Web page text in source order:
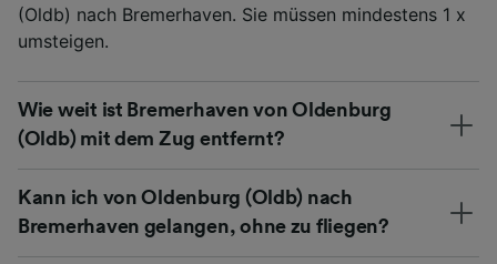
(Oldb) nach Bremerhaven. Sie müssen mindestens 1 x
umsteigen.
Wie weit ist Bremerhaven von Oldenburg
(Oldb) mit dem Zug entfernt?
Kann ich von Oldenburg (Oldb) nach
Bremerhaven gelangen, ohne zu fliegen?